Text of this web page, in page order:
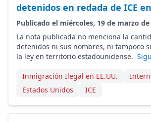
detenidos en redada de ICE
Publicado el miércoles, 19 de marzo de
La nota publicada no menciona la
detenidos ni sus nombres, ni tampoco
la ley en territorio estadounidense.
Inmigración Ilegal en EE.UU.
Estados Unidos
ICE